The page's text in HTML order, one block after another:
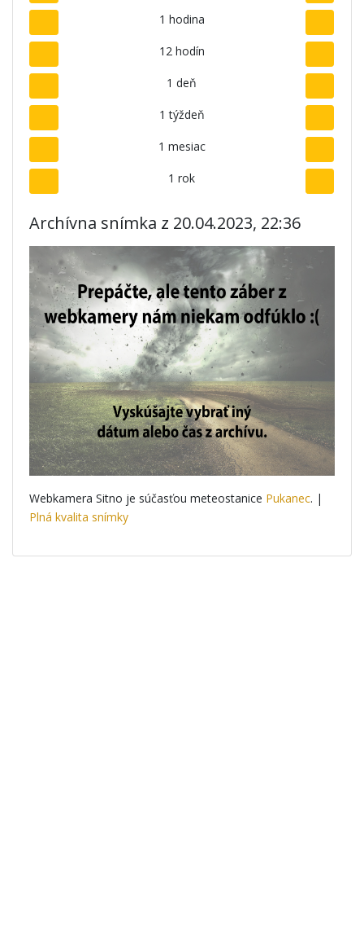
1 hodina
12 hodín
1 deň
1 týždeň
1 mesiac
1 rok
Archívna snímka z 20.04.2023, 22:36
Webkamera Sitno je súčasťou meteostanice Pukanec. |
Plná kvalita snímky